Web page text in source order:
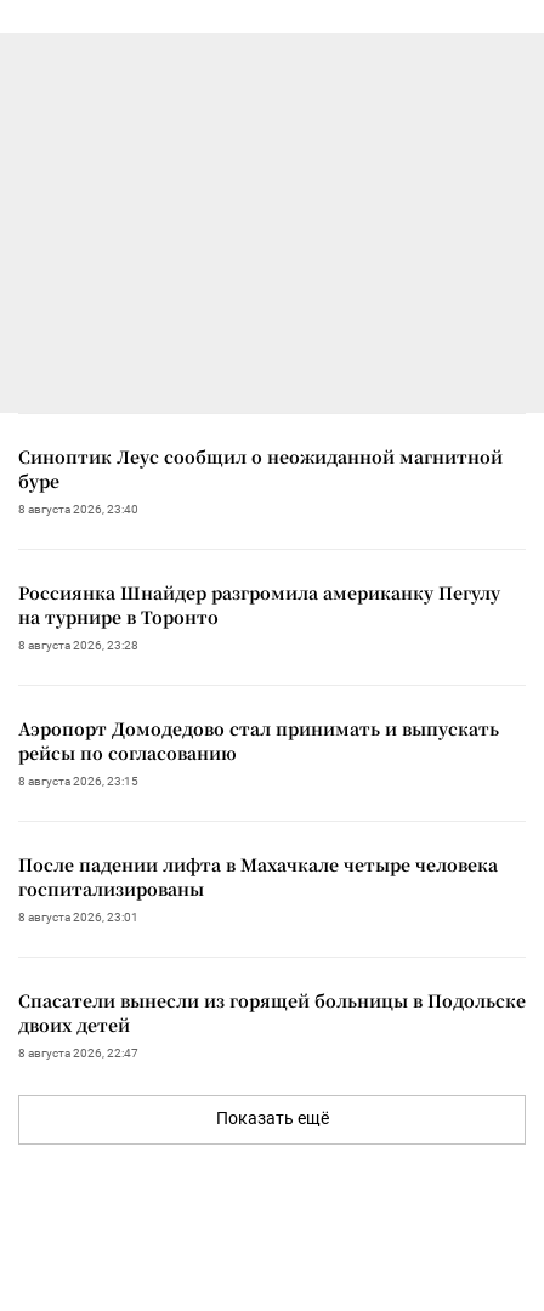
Синоптик Леус сообщил о неожиданной магнитной
буре
8 августа 2026, 23:40
Россиянка Шнайдер разгромила американку Пегулу
на турнире в Торонто
8 августа 2026, 23:28
Аэропорт Домодедово стал принимать и выпускать
рейсы по согласованию
8 августа 2026, 23:15
После падении лифта в Махачкале четыре человека
госпитализированы
8 августа 2026, 23:01
Спасатели вынесли из горящей больницы в Подольске
двоих детей
8 августа 2026, 22:47
Показать ещё